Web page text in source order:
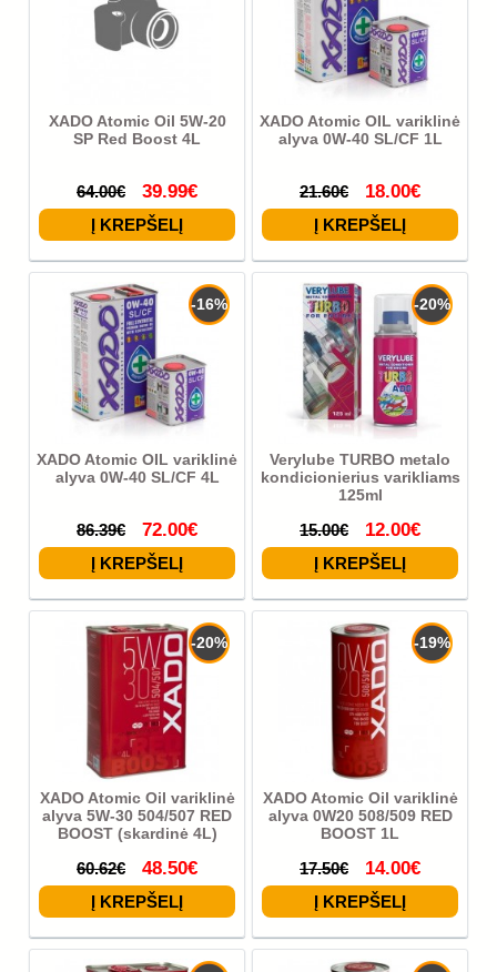
XADO Atomic Oil 5W-20
SP Red Boost 4L
64.00€ 39.99€
XADO Atomic OIL variklinė
alyva 0W-40 SL/CF 1L
21.60€ 18.00€
-16%
XADO Atomic OIL variklinė
alyva 0W-40 SL/CF 4L
86.39€ 72.00€
-20%
Verylube TURBO metalo
kondicionierius varikliams
125ml
15.00€ 12.00€
-20%
XADO Atomic Oil variklinė
alyva 5W-30 504/507 RED
BOOST (skardinė 4L)
60.62€ 48.50€
-19%
XADO Atomic Oil variklinė
alyva 0W20 508/509 RED
BOOST 1L
17.50€ 14.00€